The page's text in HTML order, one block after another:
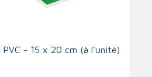
PVC - 15 x 20 cm (à l'unité)